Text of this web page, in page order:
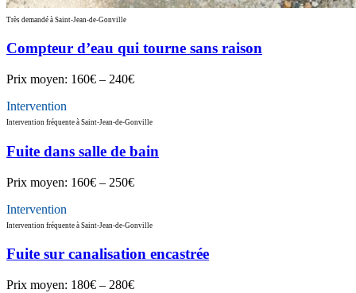
Très demandé à Saint-Jean-de-Gonville
Compteur d’eau qui tourne sans raison
Prix moyen: 160€ – 240€
Intervention
Intervention fréquente à Saint-Jean-de-Gonville
Fuite dans salle de bain
Prix moyen: 160€ – 250€
Intervention
Intervention fréquente à Saint-Jean-de-Gonville
Fuite sur canalisation encastrée
Prix moyen: 180€ – 280€